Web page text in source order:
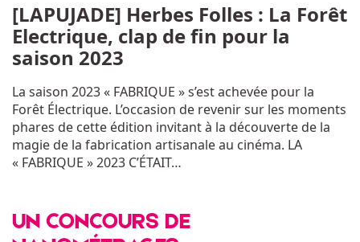
[LAPUJADE] Herbes Folles : La Forêt
Electrique, clap de fin pour la
saison 2023
La saison 2023 « FABRIQUE » s’est achevée pour la
Forêt Électrique. L’occasion de revenir sur les moments
phares de cette édition invitant à la découverte de la
magie de la fabrication artisanale au cinéma. LA
« FABRIQUE » 2023 C’ÉTAIT…
UN CONCOURS DE